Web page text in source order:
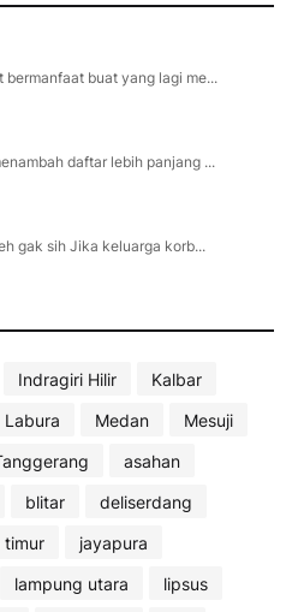
bermanfaat buat yang lagi me...
daftar lebih panjang ...
gak sih Jika keluarga korb...
Indragiri Hilir
Kalbar
Labura Medan
Mesuji
asahan
blitar
deliserdang
timur
jayapura
lampung utara
lipsus